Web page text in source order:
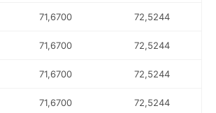
71,6700 72,5244
71,6700 72,5244
71,6700 72,5244
71,6700 72,5244